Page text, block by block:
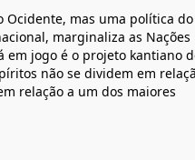
mas uma política do
marginaliza as Nações
em jogo é o projeto kantiano
não se dividem em
relação a um dos maiores